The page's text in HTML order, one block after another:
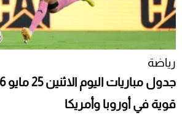
رياضة
قوية في أوروبا وأمريكا